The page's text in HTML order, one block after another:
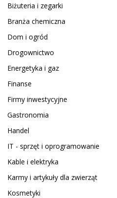
Biżuteria i zegarki
Branża chemiczna
Dom i ogród
Drogownictwo
Energetyka i gaz
Finanse
Firmy inwestycyjne
Gastronomia
Handel
IT - sprzęt i oprogramowanie
Kable i elektryka
Karmy i artykuły dla zwierząt
Kosmetyki